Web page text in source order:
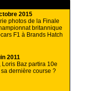
2015
photos de la Finale
britannique
F1 à Brands Hatch
2011
Loris Baz partira 10e
dernière course ?